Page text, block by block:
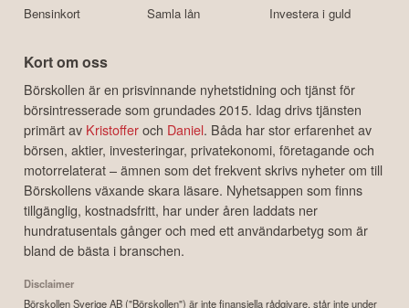
Bensinkort
Samla lån
Investera i guld
Kort om oss
Börskollen är en prisvinnande nyhetstidning och tjänst för
börsintresserade som grundades 2015. Idag drivs tjänsten
primärt av Kristofferoch Daniel. Båda har stor erfarenhet av
börsen, aktier, investeringar, privatekonomi, företagande och
motorrelaterat – ämnen som det frekvent skrivs nyheter om till
Börskollens växande skara läsare. Nyhetsappen som finns
tillgänglig, kostnadsfritt, har under åren laddats ner
hundratusentals gånger och med ett användarbetyg som är
bland de bästa i branschen.
Disclaimer
Börskollen Sverige AB ("Börskollen") är inte finansiella rådgivare, står inte under